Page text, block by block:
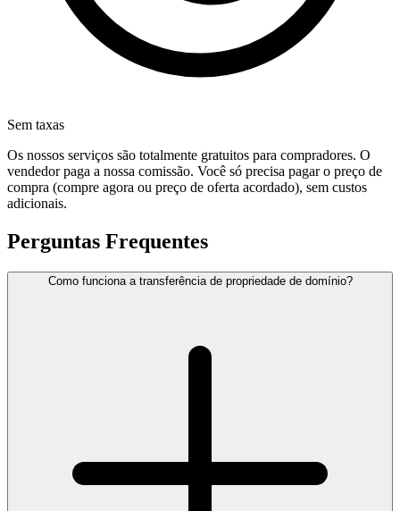
Sem taxas
Os nossos serviços são totalmente gratuitos para compradores. O
vendedor paga a nossa comissão. Você só precisa pagar o preço de
compra (compre agora ou preço de oferta acordado), sem custos
adicionais.
Perguntas Frequentes
Como funciona a transferência de propriedade de domínio?